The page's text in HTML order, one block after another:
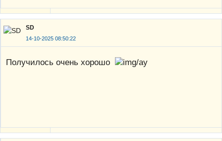
SD
14-10-2025 08:50:22
Получилось очень хорошо